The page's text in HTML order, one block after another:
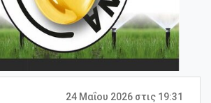
24 Μαΐου 2026 στις 19:31